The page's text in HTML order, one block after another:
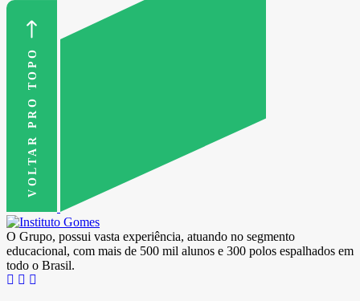
VOLTAR PRO TOPO
O Grupo, possui vasta experiência, atuando no segmento
educacional, com mais de 500 mil alunos e 300 polos espalhados em
todo o Brasil.